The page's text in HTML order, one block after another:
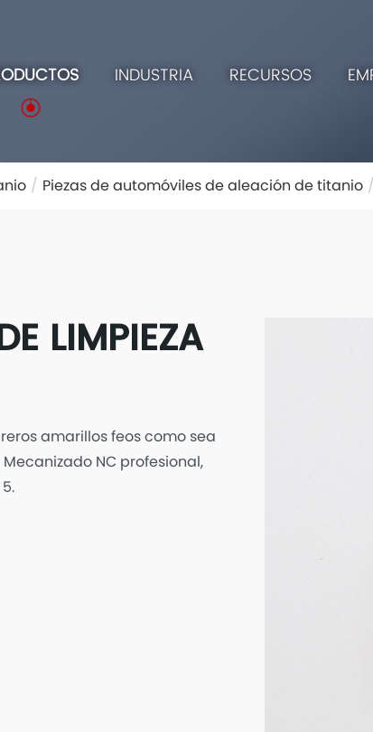
INDUSTRIA RECURSOS
Piezas de automóviles de aleación de titanio
LIMPIEZA
amarillos feos como sea
NC profesional,